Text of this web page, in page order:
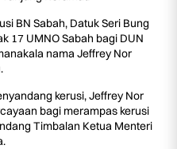
BN Sabah, Datuk Seri Bung
17 UMNO Sabah bagi DUN
nama Jeffrey Nor
kerusi, Jeffrey Nor
bagi merampas kerusi
Timbalan Ketua Menteri